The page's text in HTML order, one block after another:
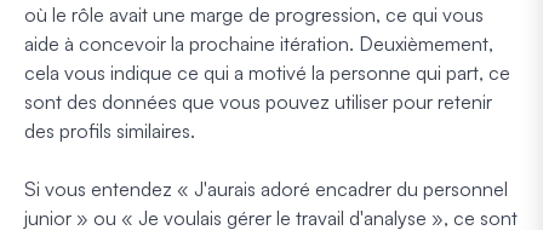
où le rôle avait une marge de progression, ce qui vous
aide à concevoir la prochaine itération. Deuxièmement,
cela vous indique ce qui a motivé la personne qui part, ce
sont des données que vous pouvez utiliser pour retenir
des profils similaires.
Si vous entendez « J'aurais adoré encadrer du personnel
junior » ou « Je voulais gérer le travail d'analyse », ce sont